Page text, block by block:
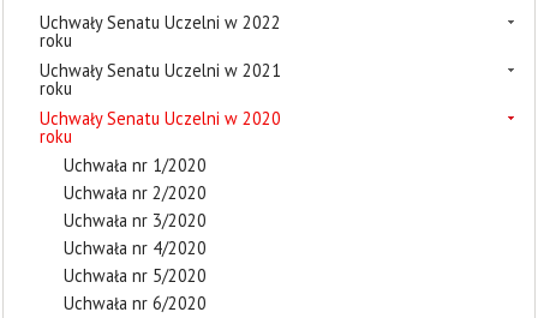
Uchwały Senatu Uczelni w 2022
roku
Uchwały Senatu Uczelni w 2021
roku
Uchwały Senatu Uczelni w 2020
roku
Uchwała nr 1/2020
Uchwała nr 2/2020
Uchwała nr 3/2020
Uchwała nr 4/2020
Uchwała nr 5/2020
Uchwała nr 6/2020